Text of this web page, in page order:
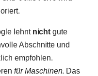
lehnt nicht gute
Abschnitte und
empfohlen.
für Maschinen. Das